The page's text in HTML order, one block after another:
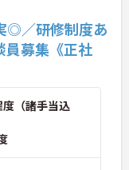
アッ
であ
らマ
ま
う就
しっ
えを
躍い
◎／研修制度あ
募集《正社
度（諸手当込